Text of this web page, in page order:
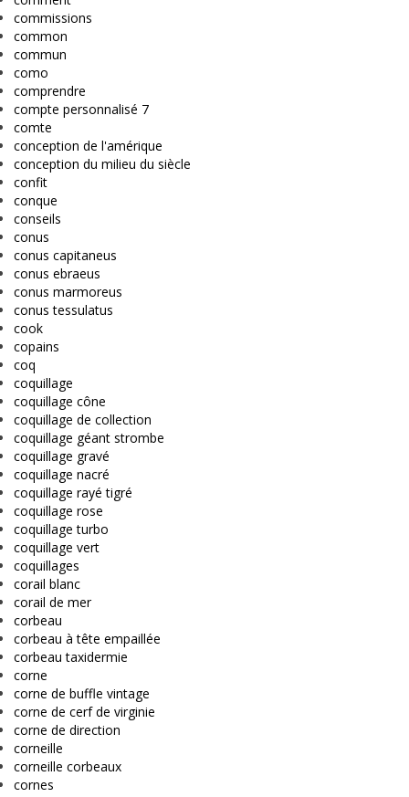
commissions
common
commun
como
comprendre
compte personnalisé 7
comte
conception de l'amérique
conception du milieu du siècle
confit
conque
conseils
conus
conus capitaneus
conus ebraeus
conus marmoreus
conus tessulatus
cook
copains
coq
coquillage
coquillage cône
coquillage de collection
coquillage géant strombe
coquillage gravé
coquillage nacré
coquillage rayé tigré
coquillage rose
coquillage turbo
coquillage vert
coquillages
corail blanc
corail de mer
corbeau
corbeau à tête empaillée
corbeau taxidermie
corne
corne de buffle vintage
corne de cerf de virginie
corne de direction
corneille
corneille corbeaux
cornes